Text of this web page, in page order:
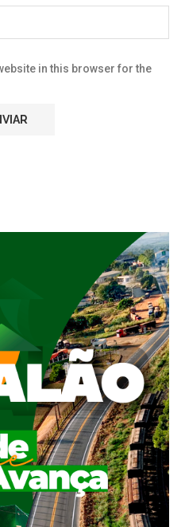
in this browser for the